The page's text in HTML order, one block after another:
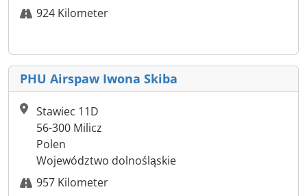
924 Kilometer
PHU Airspaw Iwona Skiba
Stawiec 11D
56-300 Milicz
Polen
Województwo dolnośląskie
957 Kilometer